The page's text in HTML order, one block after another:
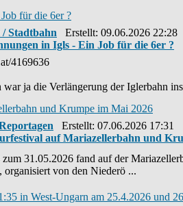
für die 6er ?
Stadtbahn Erstellt: 09.06.2026 22:28
in Igls - Ein Job für die 6er ?
4169636
war ja die Verlängerung der Iglerbahn
und Krumpe im Mai 2026
Erstellt: 07.06.2026 17:31
auf Mariazellerbahn und
31.05.2026 fand auf der
organisiert von den Niederö ...
in West-Ungarn am 25.4.2026 und